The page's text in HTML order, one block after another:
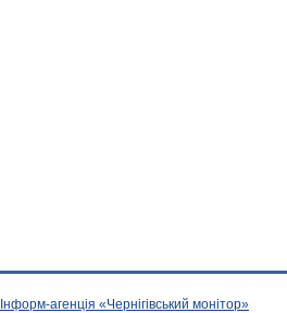
Інформ-агенція «Чернігівський монітор»